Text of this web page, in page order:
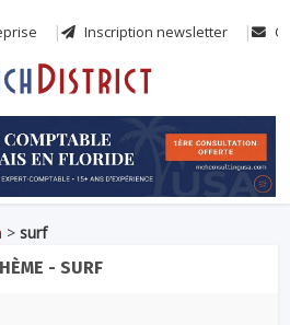
Inscription newsletter
>surf
- SURF